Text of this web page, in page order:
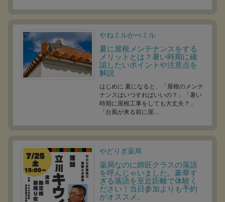
やねミルかべミル
夏に屋根メンテナンスをする
メリットとは？暑い時期に確
認したいポイントや注意点を
解説
はじめに 夏になると、「屋根のメンテ
ナンスはいつすればいいの？」「暑い
時期に屋根工事をしても大丈夫？」
「台風が来る前に屋...
やどりぎ薬局
薬局なのに師匠クラスの落語
を呼んじゃいました。豪華す
ぎる落語を至近距離で体験く
ださい！当日参加よりも予約
がオススメ。